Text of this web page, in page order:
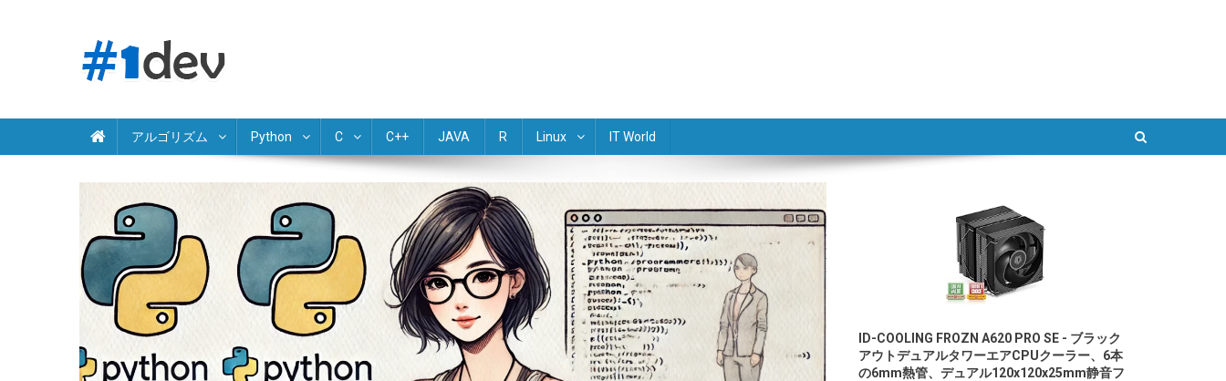
アルゴリズム Python C C++ JAVA R Linux IT World
ID-COOLING FROZN A620 PRO SE - ブラック
アウトデュアルタワーエアCPUクーラー、6本
の6mm熱管、デュアル120x120x25mm静音フ